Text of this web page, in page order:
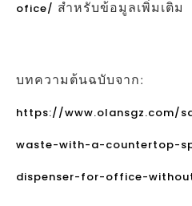
ofice/ สำหรับข้อมูลเพิ่มเติม
บทความต้นฉบับจาก:
https://www.olansgz.com/
waste-with-a-countertop-
dispenser-for-office-